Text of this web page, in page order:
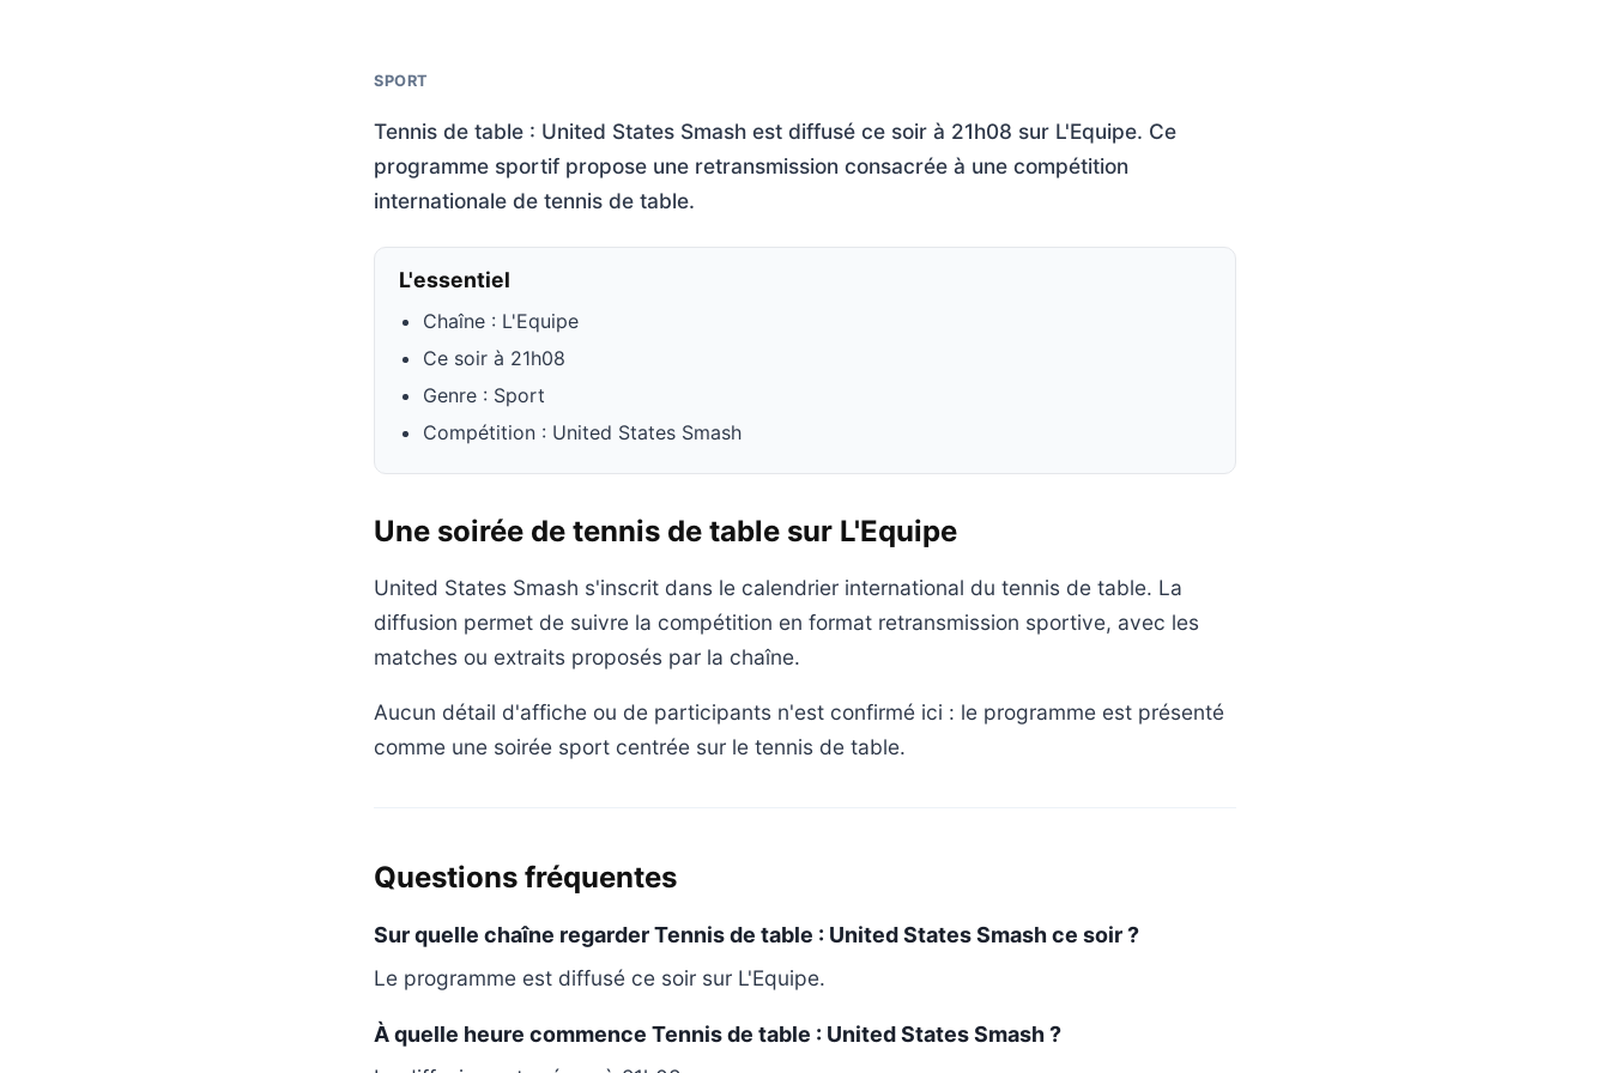
SPORT
Tennis de table : United States Smash est diffusé ce soir à 21h08 sur L'Equipe. Ce
programme sportif propose une retransmission consacrée à une compétition
internationale de tennis de table.
L'essentiel
Chaîne : L'Equipe
Ce soir à 21h08
Genre : Sport
Compétition : United States Smash
Une soirée de tennis de table sur L'Equipe
United States Smash s'inscrit dans le calendrier international du tennis de table. La
diffusion permet de suivre la compétition en format retransmission sportive, avec les
matches ou extraits proposés par la chaîne.
Aucun détail d'affiche ou de participants n'est confirmé ici : le programme est présenté
comme une soirée sport centrée sur le tennis de table.
Questions fréquentes
Sur quelle chaîne regarder Tennis de table : United States Smash ce soir ?
Le programme est diffusé ce soir sur L'Equipe.
À quelle heure commence Tennis de table : United States Smash ?